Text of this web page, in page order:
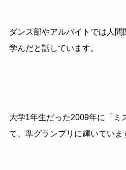
ダンス部やアルバイトでは人
学んだと話しています。
大学1年生だった2009年に「ミ
て、準グランプリに輝いていま